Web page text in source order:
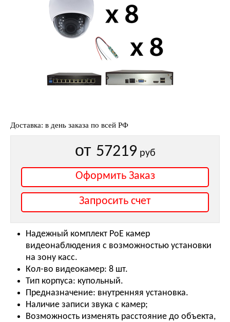
Доставка: в день заказа по всей РФ
от 57219 руб
Оформить Заказ
Запросить счет
Надежный комплект PoE камер
видеонаблюдения с возможностью установки
на зону касс.
Кол-во видеокамер: 8 шт.
Тип корпуса: купольный.
Предназначение: внутренняя установка.
Наличие записи звука с камер;
Возможность изменять расстояние до объекта,